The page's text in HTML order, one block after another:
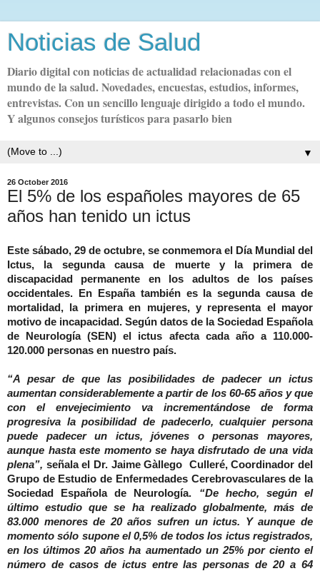
Noticias de Salud
Diario digital con noticias de actualidad relacionadas con el
mundo de la salud. Novedades, encuestas, estudios, informes,
entrevistas. Con un sencillo lenguaje dirigido a todo el mundo.
Y algunos consejos turísticos para pasarlo bien
▼
26 October 2016
El 5% de los españoles mayores de 65
años han tenido un ictus
Este sábado, 29 de octubre, se conmemora el Día Mundial del
Ictus, la segunda causa de muerte y la primera de
discapacidad permanente en los adultos de los países
occidentales. En España también es la segunda causa de
mortalidad, la primera en mujeres, y representa el mayor
motivo de incapacidad. Según datos de la Sociedad Española
de Neurología (SEN) el ictus afecta cada año a 110.000-
120.000 personas en nuestro país.
“A pesar de que las posibilidades de padecer un ictus
aumentan considerablemente a partir de los 60-65 años y que
con el envejecimiento va incrementándose de forma
progresiva la posibilidad de padecerlo, cualquier persona
puede padecer un ictus, jóvenes o personas mayores,
aunque hasta este momento se haya disfrutado de una vida
plena”, señala el Dr. Jaime Gàllego Culleré, Coordinador del
Grupo de Estudio de Enfermedades Cerebrovasculares de la
Sociedad Española de Neurología. “De hecho, según el
último estudio que se ha realizado globalmente, más de
83.000 menores de 20 años sufren un ictus. Y aunque de
momento sólo supone el 0,5% de todos los ictus registrados,
en los últimos 20 años ha aumentado un 25% por ciento el
número de casos de ictus entre las personas de 20 a 64